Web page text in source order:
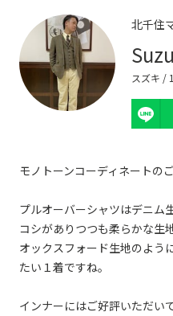
北千住
スズキ /
モノトーンコーディネートの
プルオーバーシャツはデニム
コシがありつつも柔らかな生
オックスフォード生地のよう
たい１着ですね。
インナーにはご好評いただい